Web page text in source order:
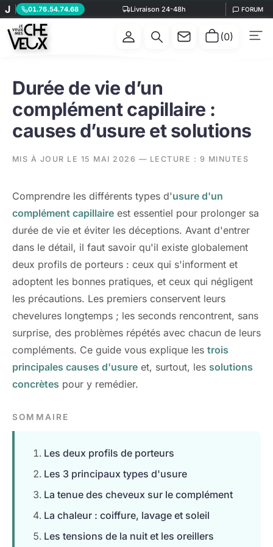
J 01.76.54.74.68 Livraison 24-48h FORUM
(0)
Durée de vie d’un
complément capillaire :
causes d’usure et solutions
MIS À JOUR LE 15 MAI 2026 — LECTURE : 9 MINUTES
Comprendre les différents types d'usure d'un
complément capillaire est essentiel pour prolonger sa
durée de vie et éviter les déceptions. Avant d'entrer
dans le détail, il faut savoir qu'il existe globalement
deux profils de porteurs : ceux qui s'informent et
adoptent les bonnes pratiques, et ceux qui négligent
les précautions. Les premiers conservent leurs
chevelures longtemps ; les seconds rencontrent, sans
surprise, des problèmes répétés avec chacun de leurs
compléments. Ce guide vous explique les trois
principales causes d'usure et, surtout, les solutions
concrètes pour y remédier.
SOMMAIRE
Les deux profils de porteurs
Les 3 principaux types d'usure
La tenue des cheveux sur le complément
La chaleur : coiffure, lavage et soleil
Les tensions de la nuit et les oreillers